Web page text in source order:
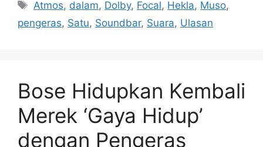
Tag
Atmos, dalam, Dolby, Focal, Hekla, Muso,
pengeras, Satu, Soundbar, Suara, Ulasan
Bose Hidupkan Kembali
Merek ‘Gaya Hidup’
dengan Pengeras